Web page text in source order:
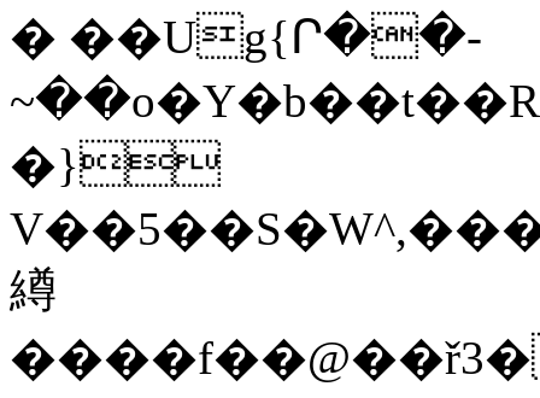
� ��Ug{Ր��-
�}
繜
����f��@��ř3�